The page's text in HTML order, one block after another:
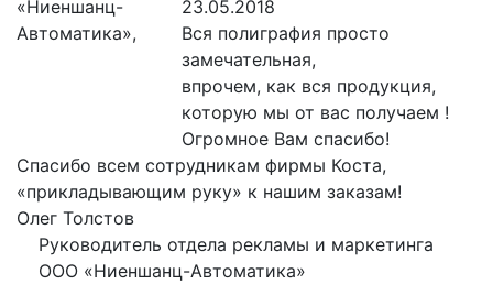
23.05.2018
Вся полиграфия просто
замечательная,
впрочем, как вся продукция,
которую мы от вас получаем !
Огромное Вам спасибо!
Спасибо всем сотрудникам фирмы Коста,
«прикладывающим руку» к нашим заказам!
Олег Толстов
Руководитель отдела рекламы и маркетинга
ООО «Ниеншанц-Автоматика»